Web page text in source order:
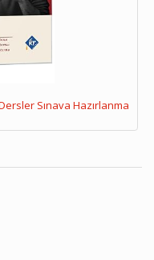
Sınava Hazırlanma